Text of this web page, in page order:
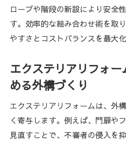
ロープや階段の新設により安全
す。効率的な組み合わせ術を取
やすさとコストバランスを最大化
エクステリアリフォ
める外構づくり
エクステリアリフォームは、外
く寄与します。例えば、門扉や
見直すことで、不審者の侵入を